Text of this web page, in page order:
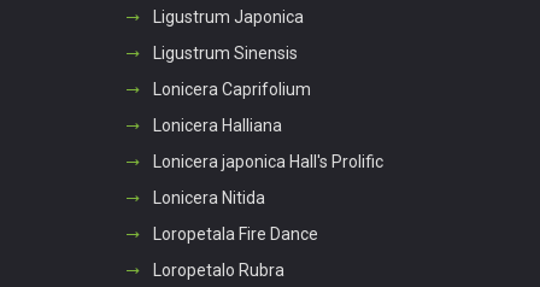
Ligustrum Japonica
Ligustrum Sinensis
Lonicera Caprifolium
Lonicera Halliana
Lonicera japonica Hall's Prolific
Lonicera Nitida
Loropetala Fire Dance
Loropetalo Rubra